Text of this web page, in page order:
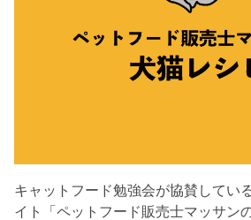
キャットフード勉強会が協賛してい
イト「ペットフード販売士マッサン